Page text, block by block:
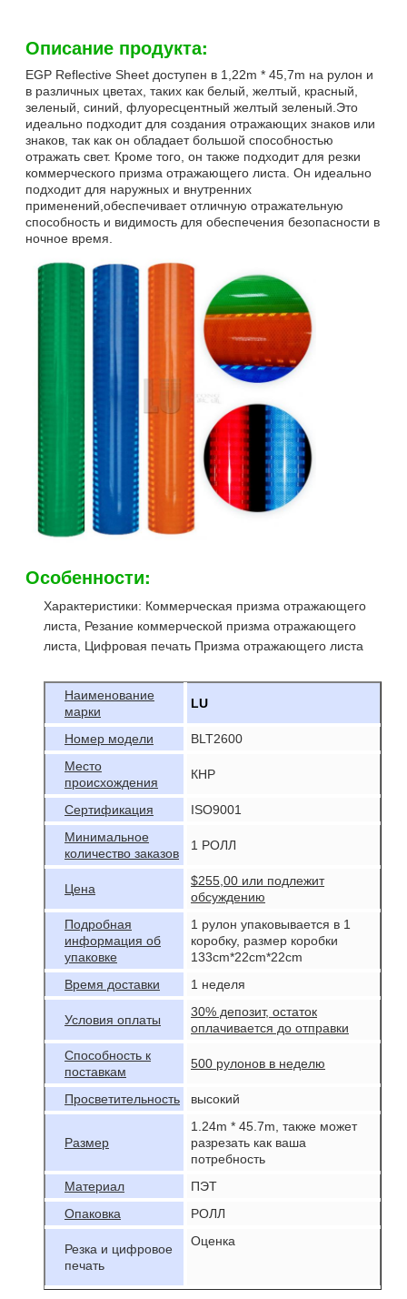
Описание продукта:
EGP Reflective Sheet доступен в 1,22m * 45,7m на рулон и
в различных цветах, таких как белый, желтый, красный,
зеленый, синий, флуоресцентный желтый зеленый.Это
идеально подходит для создания отражающих знаков или
знаков, так как он обладает большой способностью
отражать свет. Кроме того, он также подходит для резки
коммерческого призма отражающего листа. Он идеально
подходит для наружных и внутренних
применений,обеспечивает отличную отражательную
способность и видимость для обеспечения безопасности в
ночное время.
Особенности:
Характеристики: Коммерческая призма отражающего
листа, Резание коммерческой призма отражающего
листа, Цифровая печать Призма отражающего листа
Наименование
марки
LU
Номер модели
BLT2600
Место
происхождения
КНР
Сертификация
ISO9001
Минимальное
количество заказов
1 РОЛЛ
Цена
$255,00 или подлежит
обсуждению
Подробная
информация об
упаковке
1 рулон упаковывается в 1
коробку, размер коробки
133cm*22cm*22cm
Время доставки
1 неделя
Условия оплаты
30% депозит, остаток
оплачивается до отправки
Способность к
поставкам
500 рулонов в неделю
Просветительность высокий
Размер
1.24m * 45.7m, также может
разрезать как ваша
потребность
Материал
ПЭТ
Опаковка
РОЛЛ
Резка и цифровое
печать
Оценка